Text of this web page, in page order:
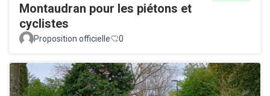
Montaudran pour les piétons et
cyclistes
Proposition officielle 0